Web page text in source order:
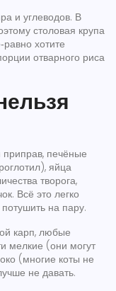
и углеводов. В
столовая крупа
хотите
отварного риса
печёные
яйца
творога,
Всё это легко
потушить на пару.
карп, любые
мелкие (они могут
(многие коты не
не давать.